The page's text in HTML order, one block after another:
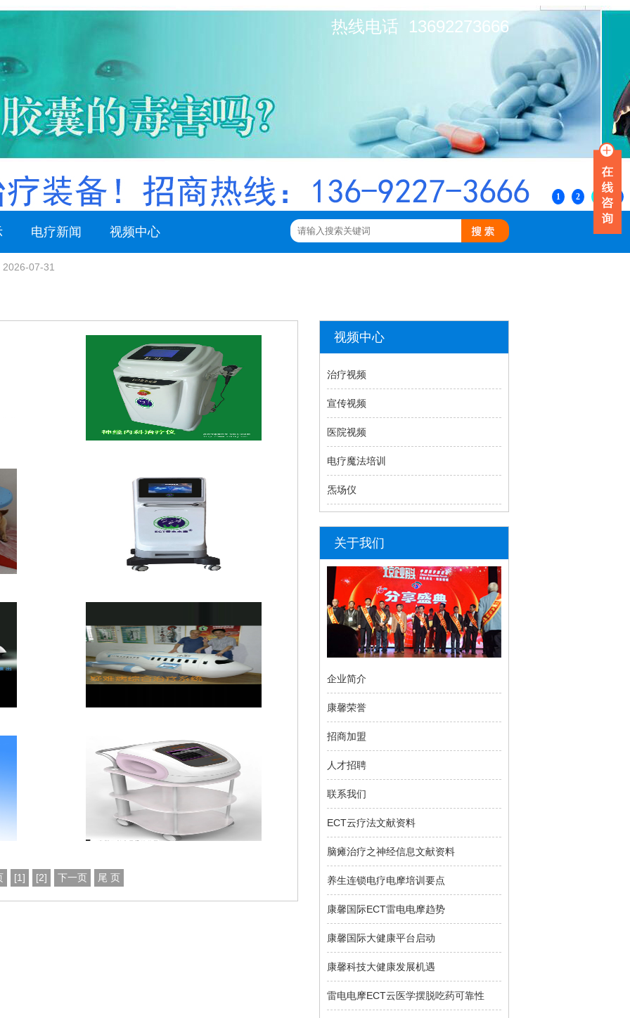
1 2
热线电话 13692273666
电疗新闻 视频中心
2026-07-31
[1] [2] 下一页 尾 页
视频中心
治疗视频
宣传视频
医院视频
电疗魔法培训
炁场仪
关于我们
企业简介
康馨荣誉
招商加盟
人才招聘
联系我们
ECT云疗法文献资料
脑瘫治疗之神经信息文献资料
养生连锁电疗电摩培训要点
康馨国际ECT雷电电摩趋势
康馨国际大健康平台启动
康馨科技大健康发展机遇
雷电电摩ECT云医学摆脱吃药可靠性